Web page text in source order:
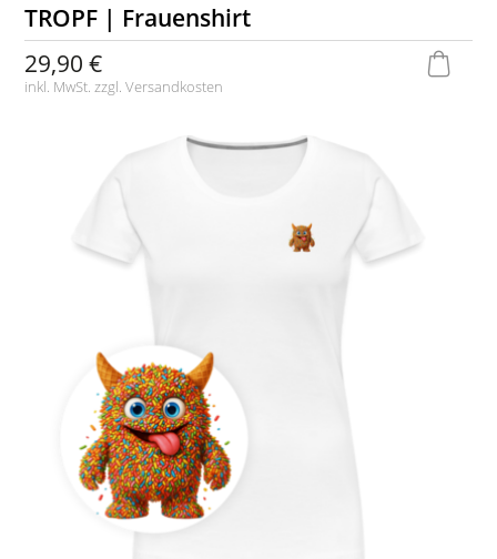
TROPF | Frauenshirt
29,90 €
inkl. MwSt. zzgl.Versandkosten